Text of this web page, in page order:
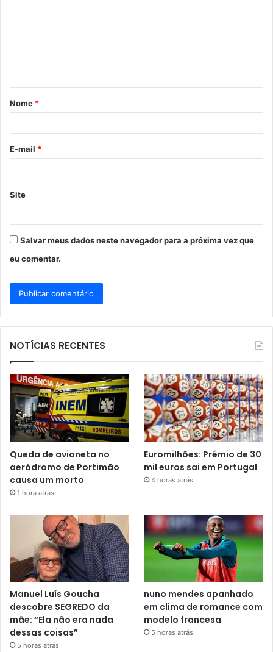
á
r
*
Nome *
E-mail *
Site
Salvar meus dados neste navegador para a próxima vez que
eu comentar.
NOTÍCIAS RECENTES
Queda de avioneta no
aeródromo de Portimão
causa um morto
1 hora atrás
Euromilhões: Prémio de 30
mil euros sai em Portugal
4 horas atrás
Manuel Luís Goucha
descobre SEGREDO da
mãe: “Ela não era nada
dessas coisas”
5 horas atrás
nuno mendes apanhado
em clima de romance com
modelo francesa
5 horas atrás